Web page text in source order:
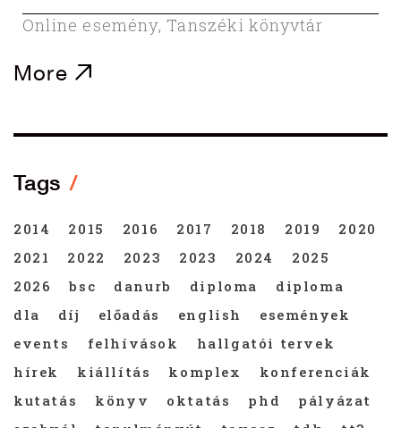
Online esemény, Tanszéki könyvtár
More
Tags
2014 2015 2016 2017 2018 2019
2020
2021
2022 2023 2023 2024
2025
2026
bsc danurb diploma
diploma
dla
díj előadás english
események
events
felhívások
hallgatói tervek
hírek
kiállítás komplex
konferenciák
kutatás
könyv oktatás phd
pályázat